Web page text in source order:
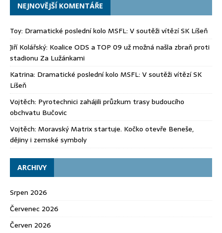
NEJNOVĚJŠÍ KOMENTÁŘE
Toy: Dramatické poslední kolo MSFL: V soutěži vítězí SK Líšeň
Jiří Kolářský: Koalice ODS a TOP 09 už možná našla zbraň proti
stadionu Za Lužánkami
Katrina: Dramatické poslední kolo MSFL: V soutěži vítězí SK
Líšeň
Vojtěch: Pyrotechnici zahájili průzkum trasy budoucího
obchvatu Bučovic
Vojtěch: Moravský Matrix startuje. Kočko otevře Beneše,
dějiny i zemské symboly
ARCHIVY
Srpen 2026
Červenec 2026
Červen 2026